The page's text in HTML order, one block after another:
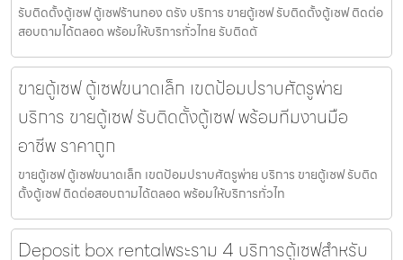
รับติดตั้งตู้เซฟ ตู้เซฟร้านทอง ตรัง บริการ ขายตู้เซฟ รับติดตั้งตู้เซฟ ติดต่อ
สอบถามได้ตลอด พร้อมให้บริการทั่วไทย รับติดตั
ขายตู้เซฟ ตู้เซฟขนาดเล็ก เขตป้อมปราบศัตรูพ่าย
บริการ ขายตู้เซฟ รับติดตั้งตู้เซฟ พร้อมทีมงานมือ
อาชีพ ราคาถูก
ขายตู้เซฟ ตู้เซฟขนาดเล็ก เขตป้อมปราบศัตรูพ่าย บริการ ขายตู้เซฟ รับติด
ตั้งตู้เซฟ ติดต่อสอบถามได้ตลอด พร้อมให้บริการทั่วไท
Deposit box rentalพระราม 4 บริการตู้เซฟสำหรับ